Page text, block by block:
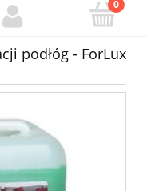
podłóg - ForLux